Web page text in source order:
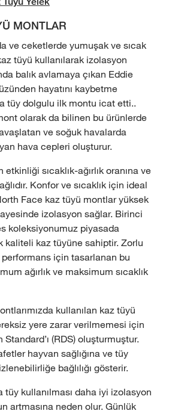
MONTLAR
ve ceketlerde yumuşak ve sıcak
tüyü kullanılarak izolasyon
balık avlamaya çıkan Eddie
hayatını kaybetme
tüy dolgulu ilk montu icat etti..
olarak da bilinen bu ürünlerde
ve soğuk havalarda
hava cepleri oluşturur.
sıcaklık-ağırlık oranına ve
Konfor ve sıcaklık için ideal
Face kaz tüyü montlar yüksek
izolasyon sağlar. Birinci
koleksiyonumuz piyasada
kaliteli kaz tüyüne sahiptir. Zorlu
için tasarlanan bu
ağırlık ve maksimum sıcaklık
kullanılan kaz tüyü
yere zarar verilmemesi için
(RDS) oluşturmuştur.
hayvan sağlığına ve tüy
bağlılığı gösterir.
tüy kullanılması daha iyi izolasyon
artmasına neden olur. Günlük